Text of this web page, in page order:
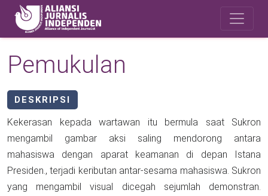
Skip to main content
Pemukulan
DESKRIPSI
Kekerasan kepada wartawan itu bermula saat Sukron
mengambil gambar aksi saling mendorong antara
mahasiswa dengan aparat keamanan di depan Istana
Presiden., terjadi keributan antar-sesama mahasiswa. Sukron
yang mengambil visual dicegah sejumlah demonstran.